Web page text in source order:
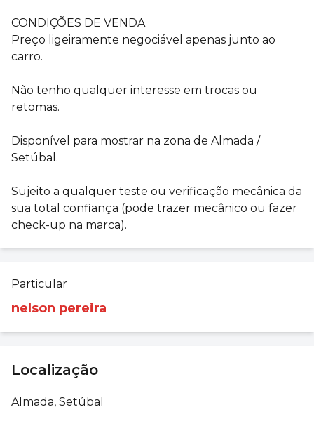
CONDIÇÕES DE VENDA
Preço ligeiramente negociável apenas junto ao
carro.
Não tenho qualquer interesse em trocas ou
retomas.
Disponível para mostrar na zona de Almada /
Setúbal.
Sujeito a qualquer teste ou verificação mecânica da
sua total confiança (pode trazer mecânico ou fazer
check-up na marca).
Particular
nelson pereira
Localização
Almada, Setúbal